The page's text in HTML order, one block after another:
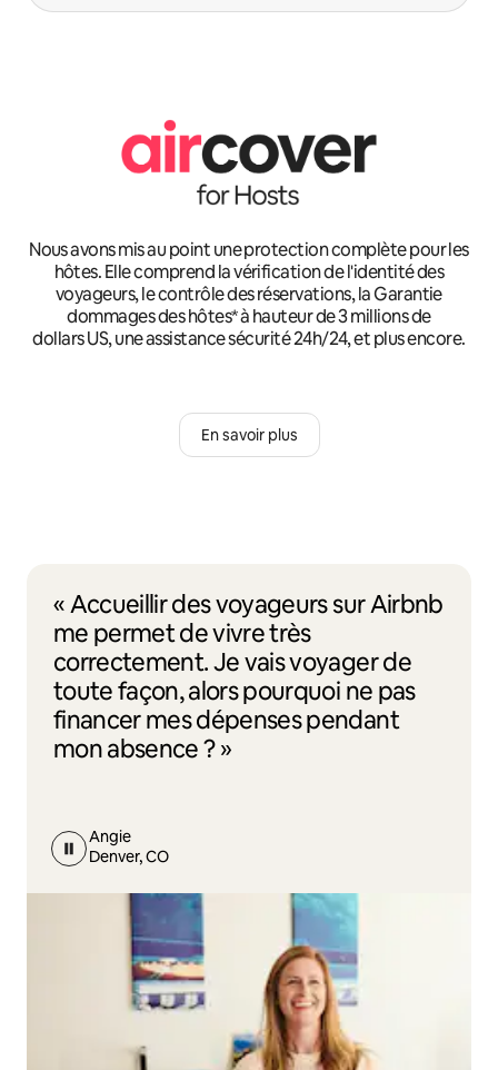
Nous avons mis au point une protection complète pour les
hôtes. Elle comprend la vérification de l'identité des
voyageurs, le contrôle des réservations, la Garantie
dommages des hôtes* à hauteur de 3 millions de
dollars US, une assistance sécurité 24h/24, et plus encore.
En savoir plus
« Accueillir des voyageurs sur Airbnb
me permet de vivre très
correctement. Je vais voyager de
toute façon, alors pourquoi ne pas
financer mes dépenses pendant
mon absence ? »
Angie
Denver, CO